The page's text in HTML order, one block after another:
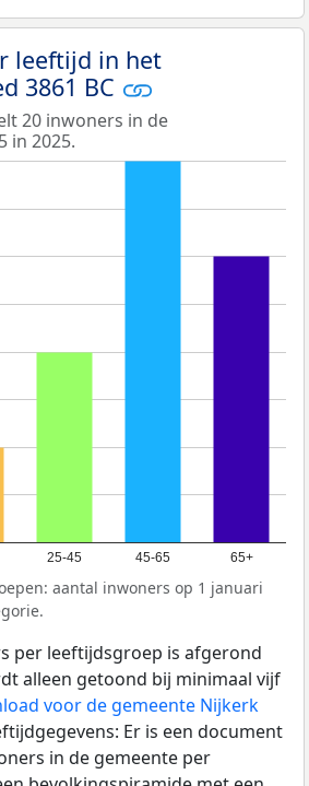
leeftijd in het
3861 BC
20 inwoners in de
in 2025.
25-45 45-65 65+
aantal inwoners op 1 januari
per leeftijdsgroep is afgerond
alleen getoond bij minimaal vijf
voor de gemeente Nijkerk
Er is een document
in de gemeente per